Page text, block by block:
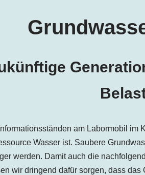
am Labormobil im
Wasser ist. Saubere
werden. Damit auch die
wir dringend dafür sorgen, dass